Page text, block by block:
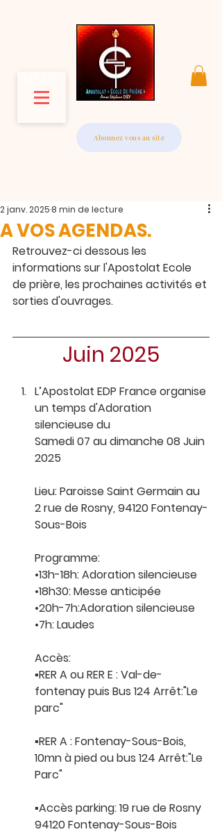
Abonnez vous au site
A VOS AGENDAS.
2 janv. 2025 8 min de lecture
Retrouvez-ci dessous les
informations sur l'Apostolat Ecole
de prière, les prochaines activités et
sorties d'ouvrages.
Juin 2025
L’Apostolat EDP France organise
un temps d'Adoration
silencieuse du
Samedi 07 au dimanche 08 Juin
2025
Lieu: Paroisse Saint Germain au
2 rue de Rosny, 94120 Fontenay-
Sous-Bois
Programme:
•13h-18h: Adoration silencieuse
•18h30: Messe anticipée
•20h-7h:Adoration silencieuse
•7h: Laudes
Accès:
▪︎RER A ou RER E : Val-de-
fontenay puis Bus 124 Arrêt:"Le
parc"
▪︎RER A : Fontenay-Sous-Bois,
10mn à pied ou bus 124 Arrêt:"Le
Parc"
▪︎Accès parking: 19 rue de Rosny
94120 Fontenay-Sous-Bois